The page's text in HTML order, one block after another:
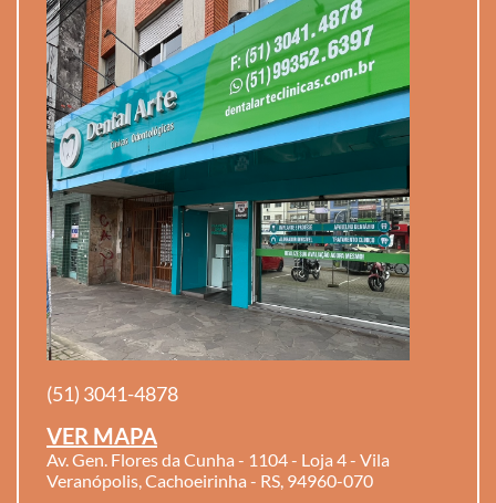
(51) 3041-4878
VER MAPA
Av. Gen. Flores da Cunha - 1104 - Loja 4 - Vila
Veranópolis, Cachoeirinha - RS, 94960-070